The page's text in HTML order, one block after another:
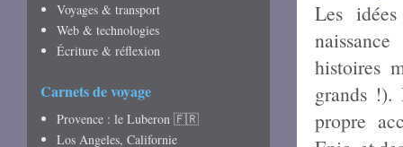
Les
histoires
grands !).
propre
Voyages & transport
Web & technologies
Écriture & réflexion
Carnets de voyage
Provence : le Luberon 🇫🇷
Los Angeles, Californie